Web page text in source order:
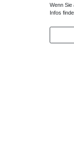
115 mm
34,65
Wenn Sie
Infos